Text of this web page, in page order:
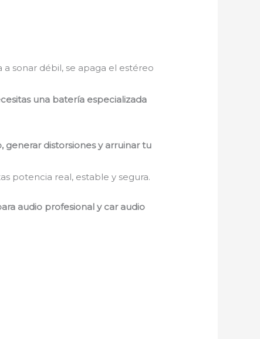
sonar débil, se apaga el estéreo
una batería especializada
distorsiones y arruinar tu
potencia real, estable y segura.
audio profesional y car audio